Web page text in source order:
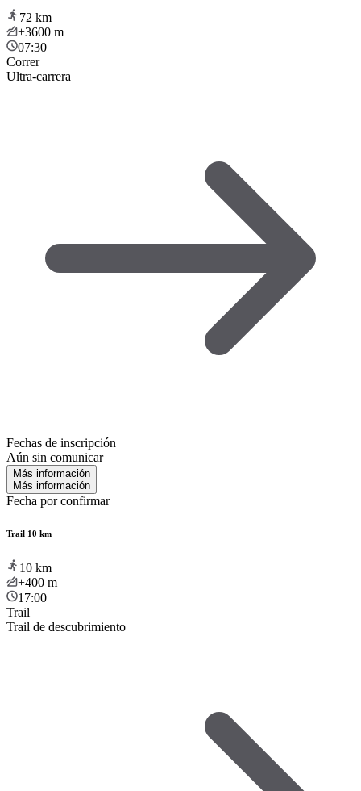
72 km
+3600 m
07:30
Correr
Ultra-carrera
Fechas de inscripción
Aún sin comunicar
Más información
Más información
Fecha por confirmar
Trail 10 km
10 km
+400 m
17:00
Trail
Trail de descubrimiento